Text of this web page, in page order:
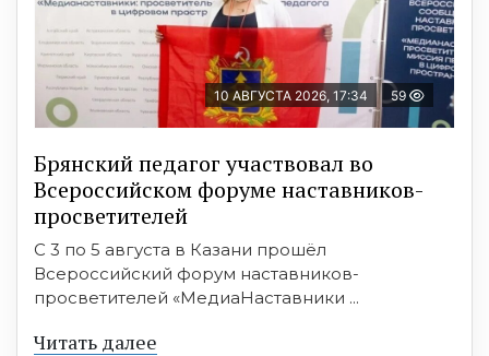
10 АВГУСТА 2026, 17:34 59
Брянский педагог участвовал во
Всероссийском форуме наставников-
просветителей
С 3 по 5 августа в Казани прошёл
Всероссийский форум наставников-
просветителей «МедиаНаставники ...
Читать далее